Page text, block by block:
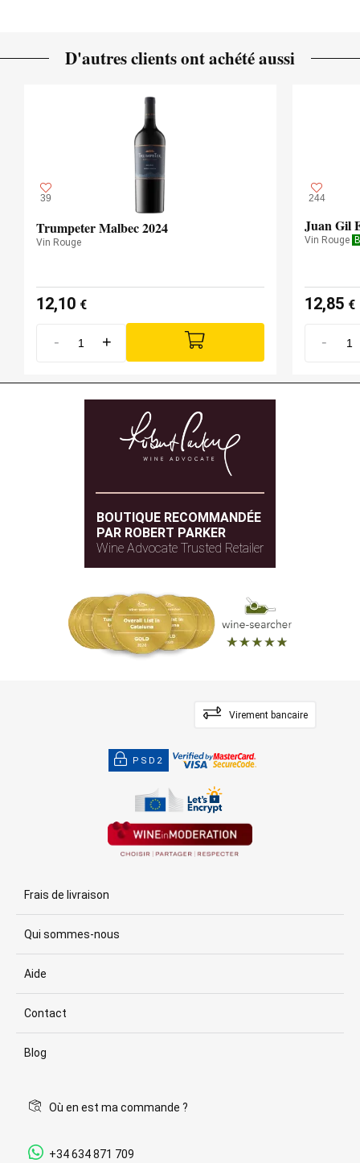
D'autres clients ont achété aussi
39
Trumpeter Malbec 2024
Vin Rouge
12,10 €
- +
244
Juan Gil
Vin Rouge
12,85 €
-
BOUTIQUE RECOMMANDÉE
PAR ROBERT PARKER
Wine Advocate Trusted Retailer
Virement bancaire
PSD2
Frais de livraison
Qui sommes-nous
Aide
Contact
Blog
Où en est ma commande ?
+34 634 871 709